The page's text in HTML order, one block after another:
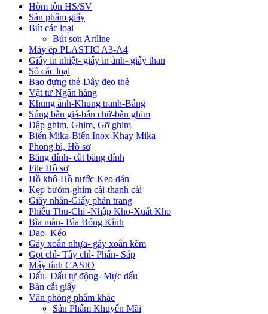
Hòm tôn HS/SV
Sản phẩm giấy
Bút các loại
Bút sơn Artline
Máy ép PLASTIC A3-A4
Giấy in nhiệt- giấy in ảnh- giấy than
Sổ các loại
Bao đựng thẻ-Dây đeo thẻ
Vật tư Ngân hàng
Khung ảnh-Khung tranh-Bảng
Súng bắn giá-bắn chữ-bắn ghim
Dập ghim, Ghim, Gỡ ghim
Biển Mika-Biển Inox-Khay Mika
Phong bì, Hồ sơ
Băng dính- cắt băng dính
File Hồ sơ
Hồ khô-Hồ nước-Keo dán
Kẹp bướm-ghim cài-thanh cài
Giấy nhắn-Giấy phân trang
Phiếu Thu-Chi -Nhập Kho-Xuất Kho
Bìa màu- Bìa Bóng Kính
Dao- Kéo
Gáy xoắn nhựa- gáy xoắn kẽm
Gọt chì- Tẩy chì- Phấn- Sáp
Máy tính CASIO
Dấu- Dấu tự động- Mực dấu
Bàn cắt giấy
Văn phòng phẩm khác
Sản Phẩm Khuyến Mãi